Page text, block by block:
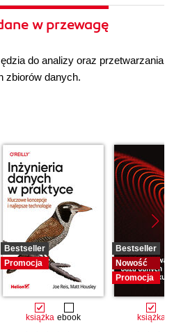
w przewagę
do analizy oraz przetwarzania
zbiorów danych.
Bestseller
Promocja
książka ebook
Bestseller
Nowość
Promocja
książka